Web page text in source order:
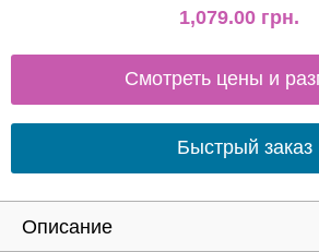
1,079.00 грн.
Смотреть цены и
Быстрый заказ
Описание